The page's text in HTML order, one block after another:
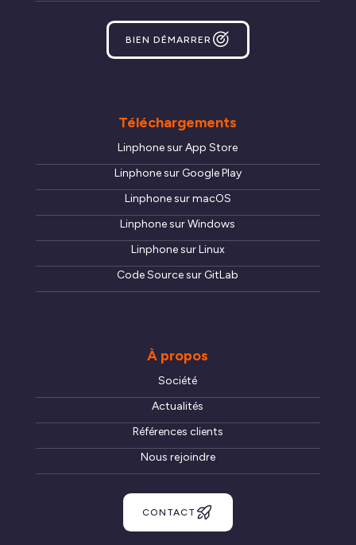
BIEN DÉMARRER
Téléchargements
Linphone sur App Store
Linphone sur Google Play
Linphone sur macOS
Linphone sur Windows
Linphone sur Linux
Code Source sur GitLab
À propos
Société
Actualités
Références clients
Nous rejoindre
CONTACT